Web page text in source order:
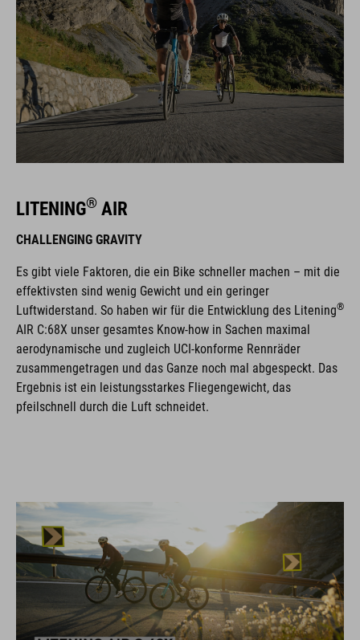
LITENING® AIR
CHALLENGING GRAVITY
Es gibt viele Faktoren, die ein Bike schneller machen – mit die
effektivsten sind wenig Gewicht und ein geringer
Luftwiderstand. So haben wir für die Entwicklung des Litening®
AIR C:68X unser gesamtes Know-how in Sachen maximal
aerodynamische und zugleich UCI-konforme Rennräder
zusammengetragen und das Ganze noch mal abgespeckt. Das
Ergebnis ist ein leistungsstarkes Fliegengewicht, das
pfeilschnell durch die Luft schneidet.